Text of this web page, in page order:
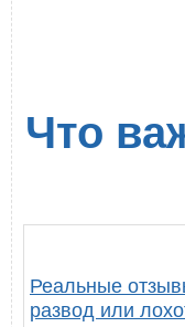
Что
Реальные
развод или